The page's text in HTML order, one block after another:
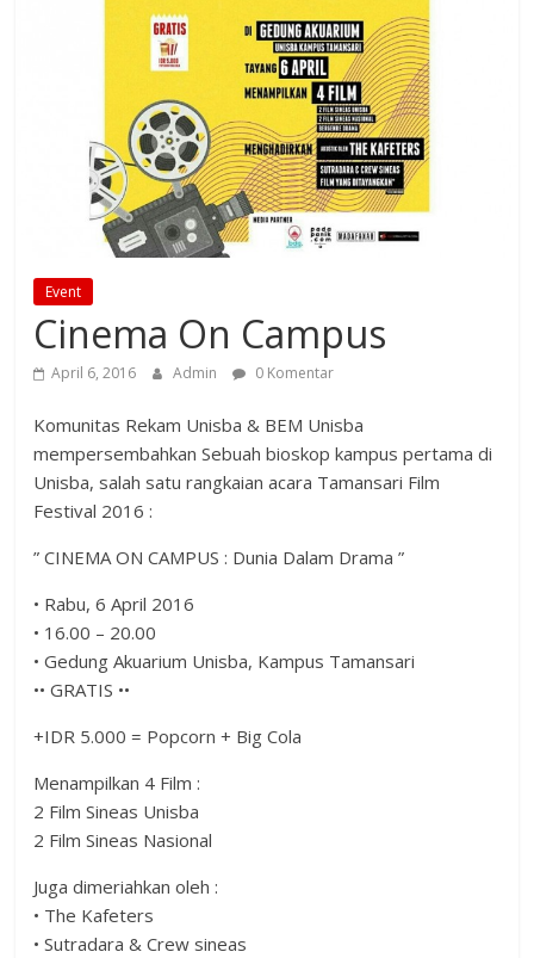
Event
Cinema On Campus
April 6, 2016 Admin 0 Komentar
Komunitas Rekam Unisba & BEM Unisba
mempersembahkan Sebuah bioskop kampus pertama di
Unisba, salah satu rangkaian acara Tamansari Film
Festival 2016 :
” CINEMA ON CAMPUS : Dunia Dalam Drama ”
• Rabu, 6 April 2016
• 16.00 – 20.00
• Gedung Akuarium Unisba, Kampus Tamansari
•• GRATIS ••
+IDR 5.000 = Popcorn + Big Cola
Menampilkan 4 Film :
2 Film Sineas Unisba
2 Film Sineas Nasional
Juga dimeriahkan oleh :
• The Kafeters
• Sutradara & Crew sineas